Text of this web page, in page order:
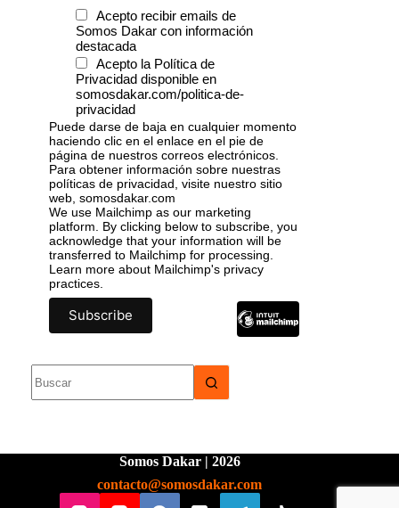
Acepto recibir emails de
Somos Dakar con información
destacada
Acepto la Política de
Privacidad disponible en
somosdakar.com/politica-de-
privacidad
Puede darse de baja en cualquier momento
haciendo clic en el enlace en el pie de
página de nuestros correos electrónicos.
Para obtener información sobre nuestras
políticas de privacidad, visite nuestro sitio
web, somosdakar.com
We use Mailchimp as our marketing
platform. By clicking below to subscribe, you
acknowledge that your information will be
transferred to Mailchimp for processing.
Learn more about Mailchimp's privacy
practices.
Somos Dakar | 2026
contacto@somosdakar.com